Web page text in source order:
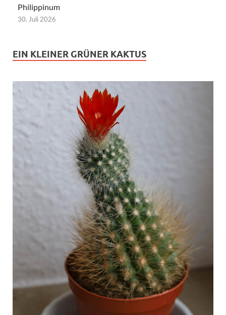
Philippinum
30. Juli 2026
EIN KLEINER GRÜNER KAKTUS